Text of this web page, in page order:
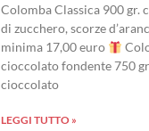
Colomba Classica 900 gr.
di zucchero, scorze
minima 17,00 euro
cioccolato fondente 750
cioccolato
LEGGI TUTTO »